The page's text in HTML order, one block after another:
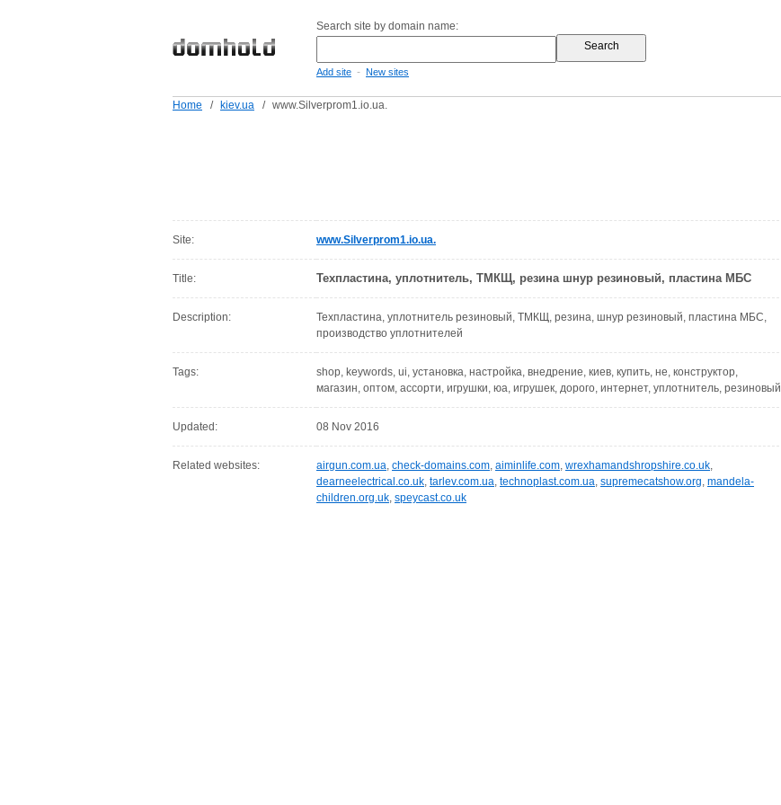
Search site by domain name:
Add site - New sites
Home / kiev.ua / www.Silverprom1.io.ua.
Site: www.Silverprom1.io.ua.
Title: Техпластина, уплотнитель, ТМКЩ, резина шнур резиновый, пластина МБС
Description:
Техпластина, уплотнитель резиновый, ТМКЩ, резина, шнур резиновый, пластина МБС,
производство уплотнителей
Tags:
shop, keywords, ui, установка, настройка, внедрение, киев, купить, не, конструктор,
магазин, оптом, ассорти, игрушки, юа, игрушек, дорого, интернет, уплотнитель, резиновый
Updated: 08 Nov 2016
Related websites: airgun.com.ua, check-domains.com, aiminlife.com, wrexhamandshropshire.co.uk,
dearneelectrical.co.uk, tarlev.com.ua, technoplast.com.ua, supremecatshow.org, mandela-
children.org.uk, speycast.co.uk